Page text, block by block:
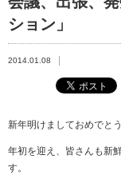
ション」
2014.01.08
新年明けましておめでと
年初を迎え、皆さんも新
す。